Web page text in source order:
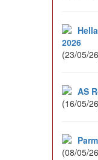
2026
(23/05/
AS
(16/05/
(08/05/